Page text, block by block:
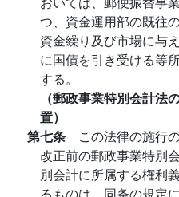
つ、資金運用部の既往
資金繰り及び市場に与
に国債を引き受ける等
する。
（郵政事業特別会計法
置）
第七条 この法律の施行
改正前の郵政事業特別
別会計に所属する権利